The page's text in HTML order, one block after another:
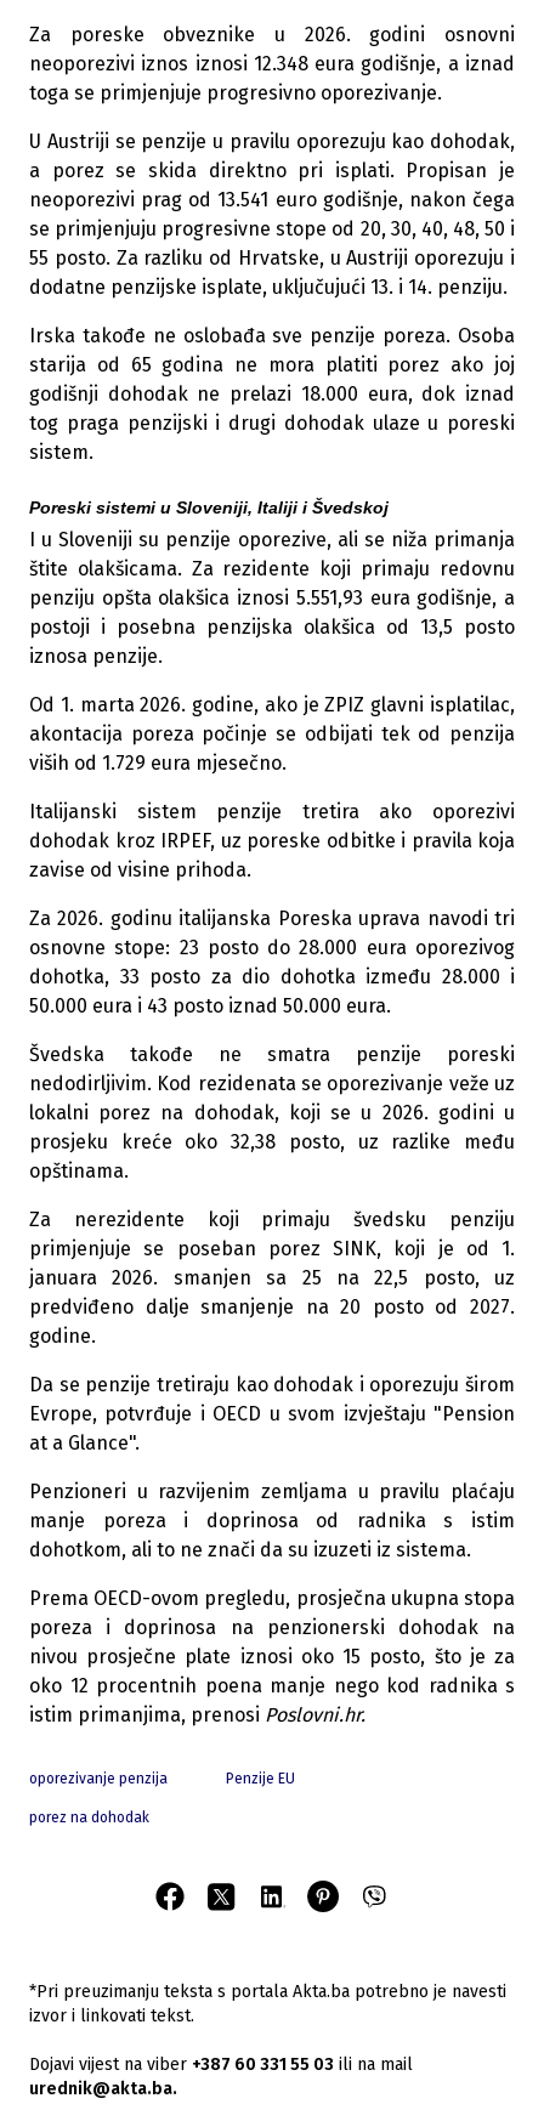
Za poreske obveznike u 2026. godini osnovni
neoporezivi iznos iznosi 12.348 eura godišnje, a iznad
toga se primjenjuje progresivno oporezivanje.
U Austriji se penzije u pravilu oporezuju kao dohodak,
a porez se skida direktno pri isplati. Propisan je
neoporezivi prag od 13.541 euro godišnje, nakon čega
se primjenjuju progresivne stope od 20, 30, 40, 48, 50 i
55 posto. Za razliku od Hrvatske, u Austriji oporezuju i
dodatne penzijske isplate, uključujući 13. i 14. penziju.
Irska takođe ne oslobađa sve penzije poreza. Osoba
starija od 65 godina ne mora platiti porez ako joj
godišnji dohodak ne prelazi 18.000 eura, dok iznad
tog praga penzijski i drugi dohodak ulaze u poreski
sistem.
Poreski sistemi u Sloveniji, Italiji i Švedskoj
I u Sloveniji su penzije oporezive, ali se niža primanja
štite olakšicama. Za rezidente koji primaju redovnu
penziju opšta olakšica iznosi 5.551,93 eura godišnje, a
postoji i posebna penzijska olakšica od 13,5 posto
iznosa penzije.
Od 1. marta 2026. godine, ako je ZPIZ glavni isplatilac,
akontacija poreza počinje se odbijati tek od penzija
viših od 1.729 eura mjesečno.
Italijanski sistem penzije tretira ako oporezivi
dohodak kroz IRPEF, uz poreske odbitke i pravila koja
zavise od visine prihoda.
Za 2026. godinu italijanska Poreska uprava navodi tri
osnovne stope: 23 posto do 28.000 eura oporezivog
dohotka, 33 posto za dio dohotka između 28.000 i
50.000 eura i 43 posto iznad 50.000 eura.
Švedska takođe ne smatra penzije poreski
nedodirljivim. Kod rezidenata se oporezivanje veže uz
lokalni porez na dohodak, koji se u 2026. godini u
prosjeku kreće oko 32,38 posto, uz razlike među
opštinama.
Za nerezidente koji primaju švedsku penziju
primjenjuje se poseban porez SINK, koji je od 1.
januara 2026. smanjen sa 25 na 22,5 posto, uz
predviđeno dalje smanjenje na 20 posto od 2027.
godine.
Da se penzije tretiraju kao dohodak i oporezuju širom
Evrope, potvrđuje i OECD u svom izvještaju "Pension
at a Glance".
Penzioneri u razvijenim zemljama u pravilu plaćaju
manje poreza i doprinosa od radnika s istim
dohotkom, ali to ne znači da su izuzeti iz sistema.
Prema OECD-ovom pregledu, prosječna ukupna stopa
poreza i doprinosa na penzionerski dohodak na
nivou prosječne plate iznosi oko 15 posto, što je za
oko 12 procentnih poena manje nego kod radnika s
istim primanjima, prenosi Poslovni.hr.
oporezivanje penzija Penzije EU
porez na dohodak
*Pri preuzimanju teksta s portala Akta.ba potrebno je navesti
izvor i linkovati tekst.
Dojavi vijest na viber +387 60 331 55 03 ili na mail
urednik@akta.ba.